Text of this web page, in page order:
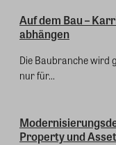
Auf dem Bau –
abhängen
Die Baubranche wird
nur für...
Property und